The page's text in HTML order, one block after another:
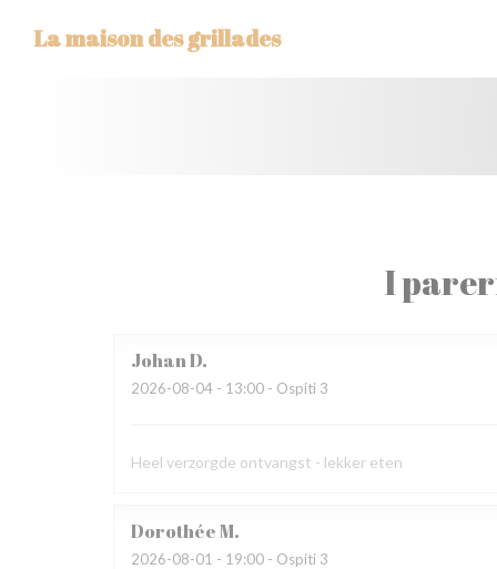
La maison des grillades
I
JohanD
2026-08-04 - 13:00 - Ospiti 3
Heel verzorgde ontvangst - lekker eten
DorothéeM
2026-08-01 - 19:00 - Ospiti 3